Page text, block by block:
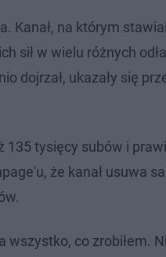
Kanał, na którym
sił w wielu różnych
dojrzał, ukazały się
135 tysięcy subów i
że kanał usuwa
wszystko, co zrobiłem.